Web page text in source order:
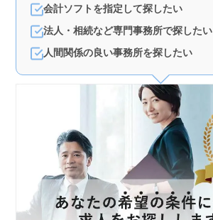
会計ソフトを指定して探したい
法人・相続など専門事務所で探したい
人間関係の良い事務所を探したい